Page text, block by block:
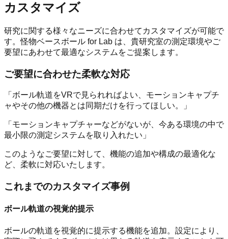
カスタマイズ
研究に関する様々なニーズに合わせてカスタマイズが可能で
す。怪物ベースボール for Lab は、貴研究室の測定環境やご
要望にあわせて最適なシステムをご提案します。
ご要望に合わせた柔軟な対応
「ボール軌道をVRで見られればよい、モーションキャプチ
ャやその他の機器とは同期だけを行ってほしい。」
「モーションキャプチャーなどがないが、今ある環境の中で
最小限の測定システムを取り入れたい」
このようなご要望に対して、機能の追加や構成の最適化な
ど、柔軟に対応いたします。
これまでのカスタマイズ事例
ボール軌道の視覚的提示
ボールの軌道を視覚的に提示する機能を追加。設定により、